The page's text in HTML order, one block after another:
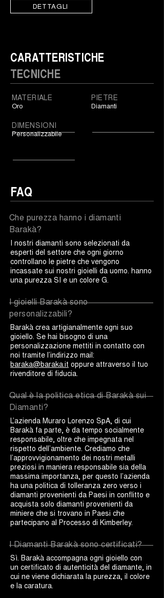
DETTAGLI
CARATTERISTICHE
TECNICHE
MATERIALE
Oro
DIMENSIONI
Personalizzabile
PIETRE
Diamanti
FAQ
Che purezza hanno i diamanti
Barakà?
I nostri diamanti sono selezionati da
esperti del settore che ogni giorno
controllano le pietre che vengono
incassate sui nostri gioielli da uomo. hanno
una purezza SI e un colore G.
I gioielli Barakà sono
personalizzabili?
Barakà crea artigianalmente ogni suo
gioiello. Se hai bisogno di una
personalizzazione mettiti in contatto con
noi tramite l’indirizzo mail:
baraka@baraka.it oppure attraverso il tuo
rivenditore di fiducia.
Qual è la politica etica di Barakà sui
Diamanti?
L’azienda Muraro Lorenzo SpA, di cui
Barakà fa parte, è da tempo socialmente
responsabile, oltre che impegnata nel
rispetto dell’ambiente. Crediamo che
l’approvvigionamento dei nostri metalli
preziosi in maniera responsabile sia della
massima importanza, per questo l’azienda
ha una politica di tolleranza zero verso i
diamanti provenienti da Paesi in conflitto e
acquista solo diamanti provenienti da
miniere che si trovano in Paesi che
partecipano al Processo di Kimberley.
I Diamanti Barakà sono certificati?
Sì. Barakà accompagna ogni gioiello con
un certificato di autenticità del diamante, in
cui ne viene dichiarata la purezza, il colore
e la caratura.